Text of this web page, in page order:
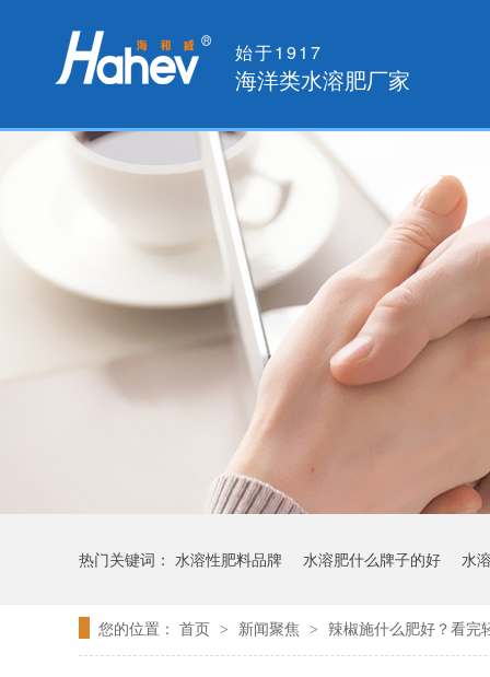
始于1917
海洋类水溶肥厂家
热门关键词： 水溶性肥料品牌 水溶肥什么牌子的好 水
您的位置： 首页 > 新闻聚焦 > 辣椒施什么肥好？看完